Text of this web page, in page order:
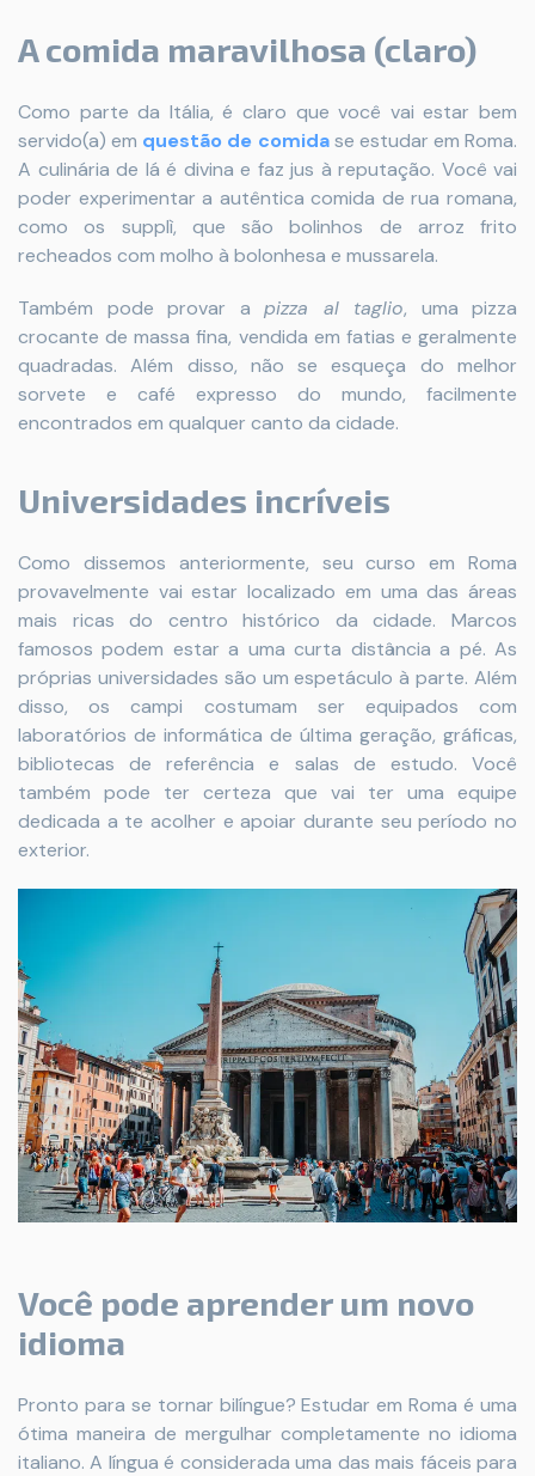
A comida maravilhosa (claro)
Como parte da Itália, é claro que você vai estar bem
servido(a) em questão de comidase estudar em Roma.
A culinária de lá é divina e faz jus à reputação. Você vai
poder experimentar a autêntica comida de rua romana,
como os supplì, que são bolinhos de arroz frito
recheados com molho à bolonhesa e mussarela.
Também pode provar a pizza al taglio, uma pizza
crocante de massa fina, vendida em fatias e geralmente
quadradas. Além disso, não se esqueça do melhor
sorvete e café expresso do mundo, facilmente
encontrados em qualquer canto da cidade.
Universidades incríveis
Como dissemos anteriormente, seu curso em Roma
provavelmente vai estar localizado em uma das áreas
mais ricas do centro histórico da cidade. Marcos
famosos podem estar a uma curta distância a pé. As
próprias universidades são um espetáculo à parte. Além
disso, os campi costumam ser equipados com
laboratórios de informática de última geração, gráficas,
bibliotecas de referência e salas de estudo. Você
também pode ter certeza que vai ter uma equipe
dedicada a te acolher e apoiar durante seu período no
exterior.
Você pode aprender um novo
idioma
Pronto para se tornar bilíngue? Estudar em Roma é uma
ótima maneira de mergulhar completamente no idioma
italiano. A língua é considerada uma das mais fáceis para